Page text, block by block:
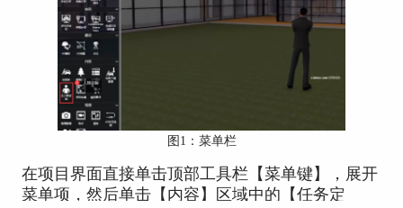
图1：菜单栏
在项目界面直接单击顶部工具栏【菜单键】，展开
菜单项，然后单击【内容】区域中的【任务定